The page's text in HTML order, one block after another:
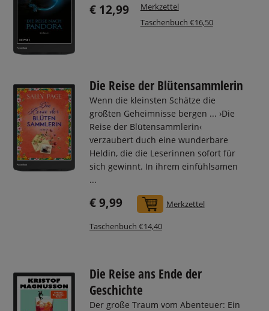
€ 12,99
Merkzettel
Taschenbuch €16,50
Die Reise der Blütensammlerin
Wenn die kleinsten Schätze die
größten Geheimnisse bergen ... ›Die
Reise der Blütensammlerin‹
verzaubert duch eine wunderbare
Heldin, die die Leserinnen sofort für
sich gewinnt. In ihrem einfühlsamen
...
€ 9,99 In den Warenkorb
Merkzettel
Taschenbuch €14,40
Die Reise ans Ende der
Geschichte
Der große Traum vom Abenteuer: Ein